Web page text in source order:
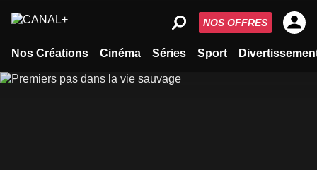
Nos Créations Cinéma Séries Sport
NOS OFFRES